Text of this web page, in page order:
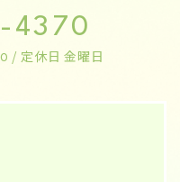
4370
/ 定休日 金曜日